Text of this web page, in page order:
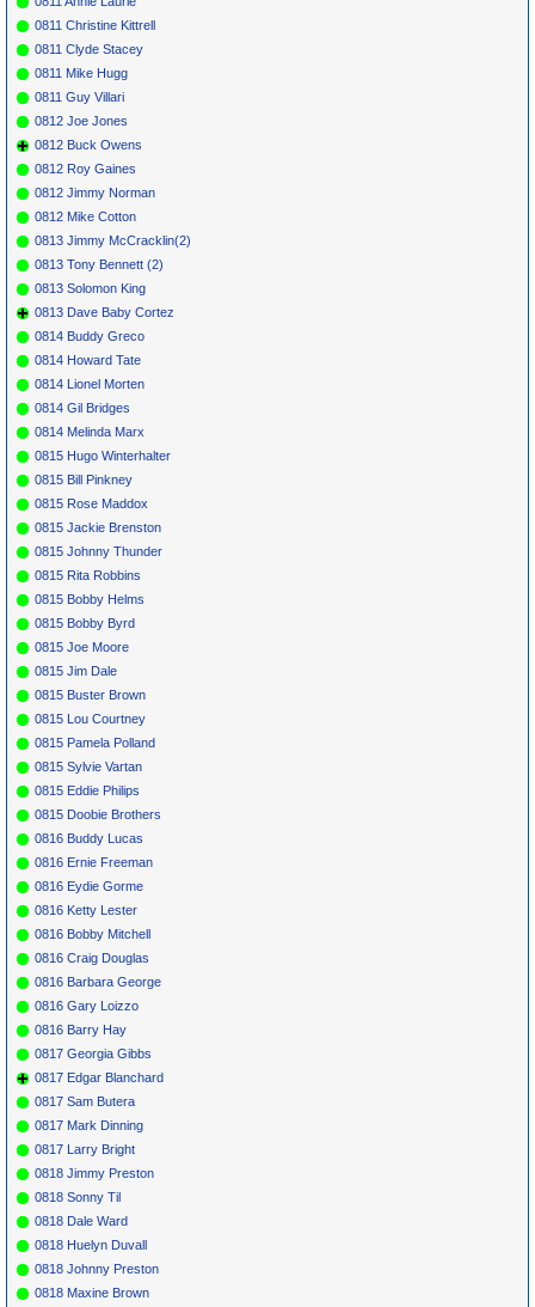
0811 Christine Kittrell
0811 Clyde Stacey
0811 Mike Hugg
0811 Guy Villari
0812 Joe Jones
0812 Buck Owens
0812 Roy Gaines
0812 Jimmy Norman
0812 Mike Cotton
0813 Jimmy McCracklin(2)
0813 Tony Bennett (2)
0813 Solomon King
0813 Dave Baby Cortez
0814 Buddy Greco
0814 Howard Tate
0814 Lionel Morten
0814 Gil Bridges
0814 Melinda Marx
0815 Hugo Winterhalter
0815 Bill Pinkney
0815 Rose Maddox
0815 Jackie Brenston
0815 Johnny Thunder
0815 Rita Robbins
0815 Bobby Helms
0815 Bobby Byrd
0815 Joe Moore
0815 Jim Dale
0815 Buster Brown
0815 Lou Courtney
0815 Pamela Polland
0815 Sylvie Vartan
0815 Eddie Philips
0815 Doobie Brothers
0816 Buddy Lucas
0816 Ernie Freeman
0816 Eydie Gorme
0816 Ketty Lester
0816 Bobby Mitchell
0816 Craig Douglas
0816 Barbara George
0816 Gary Loizzo
0816 Barry Hay
0817 Georgia Gibbs
0817 Edgar Blanchard
0817 Sam Butera
0817 Mark Dinning
0817 Larry Bright
0818 Jimmy Preston
0818 Sonny Til
0818 Dale Ward
0818 Huelyn Duvall
0818 Johnny Preston
0818 Maxine Brown